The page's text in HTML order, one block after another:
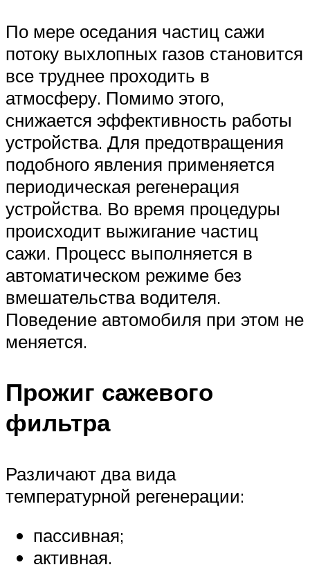
По мере оседания частиц сажи
потоку выхлопных газов становится
все труднее проходить в
атмосферу. Помимо этого,
снижается эффективность работы
устройства. Для предотвращения
подобного явления применяется
периодическая регенерация
устройства. Во время процедуры
происходит выжигание частиц
сажи. Процесс выполняется в
автоматическом режиме без
вмешательства водителя.
Поведение автомобиля при этом не
меняется.
Прожиг сажевого
фильтра
Различают два вида
температурной регенерации:
пассивная;
активная.